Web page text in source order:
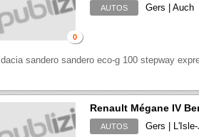
0
AUTOS Gers | Auch
dacia sandero sandero eco-g 100 stepway
Renault Mégane IV
AUTOS Gers |